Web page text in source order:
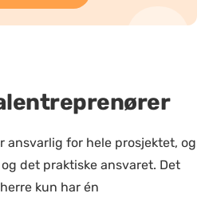
ansvarlig for hele prosjektet, og
det praktiske ansvaret. Det
kun har én